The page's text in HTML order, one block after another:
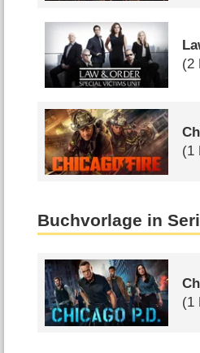
(2
(1
Buchvorlage in
(1